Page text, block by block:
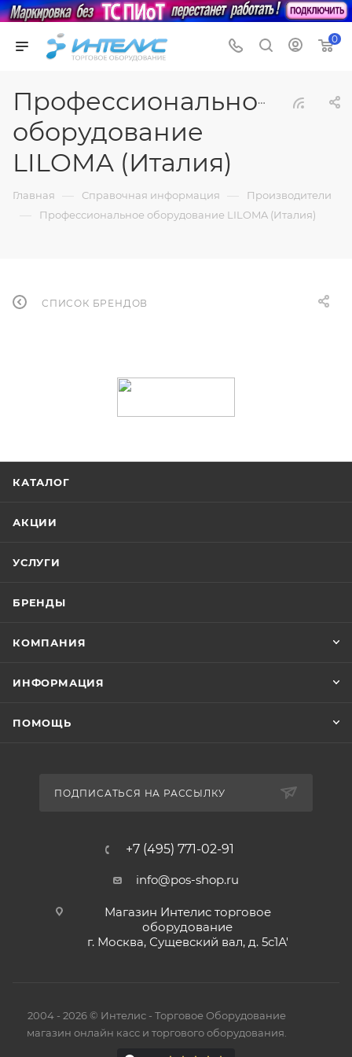
0
Профессиональное
оборудование
LILOMA (Италия)
Главная — Справочная информация — Производители
— Профессиональное оборудование LILOMA (Италия)
СПИСОК БРЕНДОВ
КАТАЛОГ
АКЦИИ
УСЛУГИ
БРЕНДЫ
КОМПАНИЯ
ИНФОРМАЦИЯ
ПОМОЩЬ
ПОДПИСАТЬСЯ НА РАССЫЛКУ
+7 (495) 771-02-91
info@pos-shop.ru
Магазин Интелис торговое
оборудование
г. Москва, Сущевский вал, д. 5с1А'
2004 - 2026 © Интелис - Торговое Оборудование
магазин онлайн касс и торгового оборудования.